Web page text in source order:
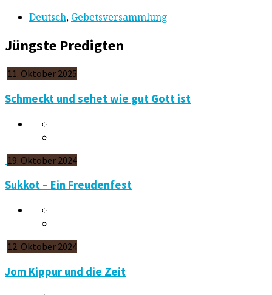
Deutsch, Gebetsversammlung
Jüngste Predigten
11. Oktober 2025
Schmeckt und sehet wie gut Gott ist
19. Oktober 2024
Sukkot – Ein Freudenfest
12. Oktober 2024
Jom Kippur und die Zeit